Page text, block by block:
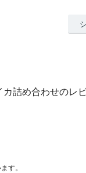
詰め合わせのレ
す。